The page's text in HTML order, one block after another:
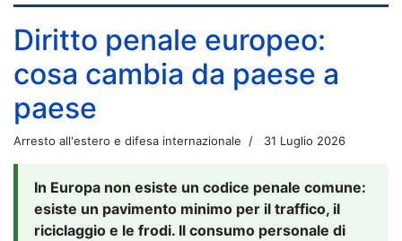
Diritto penale europeo:
cosa cambia da paese a
paese
Arresto all'estero e difesa internazionale 31 Luglio 2026
In Europa non esiste un codice penale comune:
esiste un pavimento minimo per il traffico, il
riciclaggio e le frodi. Il consumo personale di